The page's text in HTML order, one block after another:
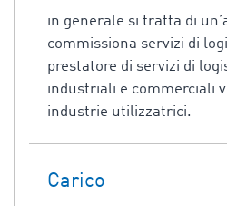
in generale si tratta di
commissiona servizi di
prestatore di servizi di
industriali e commerciali
industrie utilizzatrici.
Carico